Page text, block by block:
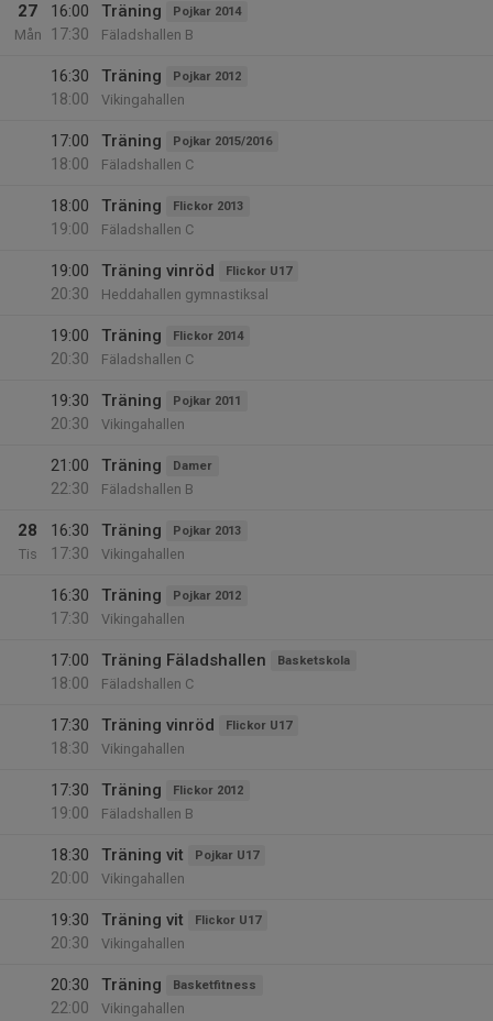
27
Mån
16:00
17:30
Träning Pojkar 2014
Fäladshallen B
16:30
18:00
Träning Pojkar 2012
Vikingahallen
17:00
18:00
Träning Pojkar 2015/2016
Fäladshallen C
18:00
19:00
Träning Flickor 2013
Fäladshallen C
19:00
20:30
Träning vinröd Flickor U17
Heddahallen gymnastiksal
19:00
20:30
Träning Flickor 2014
Fäladshallen C
19:30
20:30
Träning Pojkar 2011
Vikingahallen
21:00
22:30
Träning Damer
Fäladshallen B
28
Tis
16:30
17:30
Träning Pojkar 2013
Vikingahallen
16:30
17:30
Träning Pojkar 2012
Vikingahallen
17:00
18:00
Träning Fäladshallen Basketskola
Fäladshallen C
17:30
18:30
Träning vinröd Flickor U17
Vikingahallen
17:30
19:00
Träning Flickor 2012
Fäladshallen B
18:30
20:00
Träning vit Pojkar U17
Vikingahallen
19:30
20:30
Träning vit Flickor U17
Vikingahallen
20:30
22:00
Träning Basketfitness
Vikingahallen